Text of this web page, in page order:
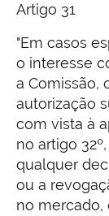
Artigo 31
"Em casos
o interesse
a Comissão,
autorização
com vista à
no artigo
qualquer
ou a
no mercado,